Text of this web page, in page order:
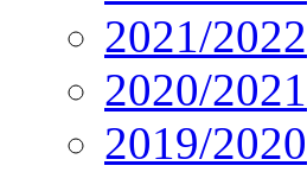
2021/2022
2020/2021
2019/2020